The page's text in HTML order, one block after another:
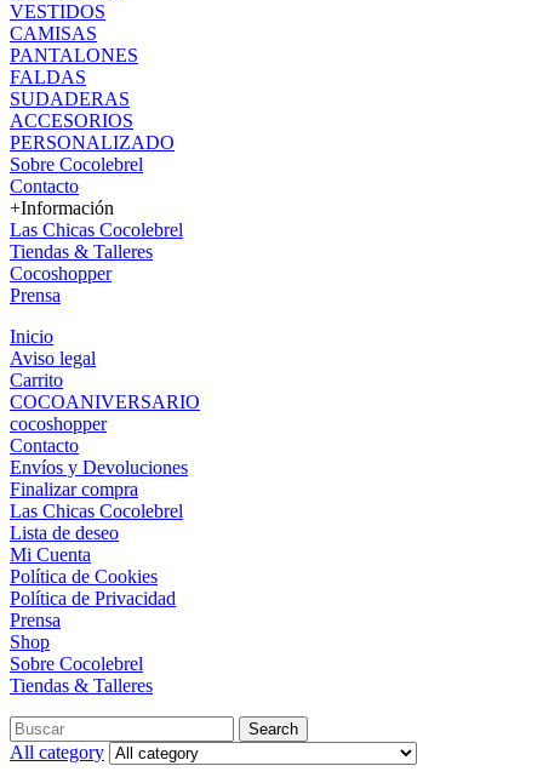
VESTIDOS
CAMISAS
PANTALONES
FALDAS
SUDADERAS
ACCESORIOS
PERSONALIZADO
Sobre Cocolebrel
Contacto
+Información
Las Chicas Cocolebrel
Tiendas & Talleres
Cocoshopper
Prensa
Inicio
Aviso legal
Carrito
COCOANIVERSARIO
cocoshopper
Contacto
Envíos y Devoluciones
Finalizar compra
Las Chicas Cocolebrel
Lista de deseo
Mi Cuenta
Política de Cookies
Política de Privacidad
Prensa
Shop
Sobre Cocolebrel
Tiendas & Talleres
Search
All category